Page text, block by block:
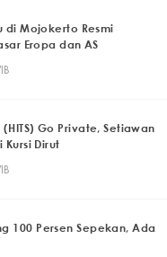
di Mojokerto Resmi
Eropa dan AS
Go Private, Setiawan
Dirut
100 Persen Sepekan, Ada